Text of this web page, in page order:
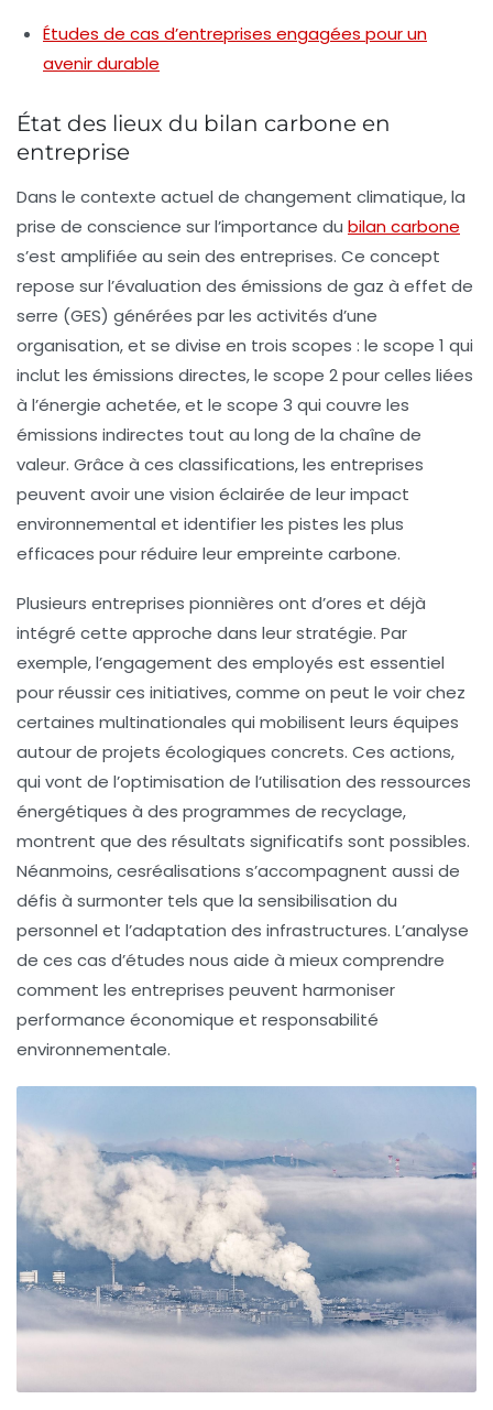
Études de cas d’entreprises engagées pour un
avenir durable
État des lieux du bilan carbone en
entreprise
Dans le contexte actuel de changement climatique, la
prise de conscience sur l’importance du bilan carbone
s’est amplifiée au sein des entreprises. Ce concept
repose sur l’évaluation des émissions de gaz à effet de
serre (GES) générées par les activités d’une
organisation, et se divise en trois scopes : le scope 1 qui
inclut les émissions directes, le scope 2pour celles liées
à l’énergie achetée, et le scope 3 qui couvre les
émissions indirectes tout au long de la chaîne de
valeur. Grâce à ces classifications, les entreprises
peuvent avoir une vision éclairée de leur impact
environnemental et identifier les pistes les plus
efficaces pourréduire leur empreinte carbone.
Plusieurs entreprises pionnières ont d’ores et déjà
intégré cette approche dans leur stratégie. Par
exemple, l’engagement des employés est essentiel
pour réussir ces initiatives, comme on peut le voir chez
certaines multinationales qui mobilisent leurs équipes
autour de projets écologiques concrets. Ces actions,
qui vont de l’optimisation de l’utilisation des ressources
énergétiques à des programmes de recyclage,
montrent que des résultats significatifs sont possibles.
Néanmoins, cesréalisations s’accompagnent aussi de
défis à surmonter tels que la sensibilisation du
personnel et l’adaptation des infrastructures. L’analyse
de ces cas d’études nous aide à mieux comprendre
comment les entreprises peuvent harmoniser
performance économique et responsabilité
environnementale.